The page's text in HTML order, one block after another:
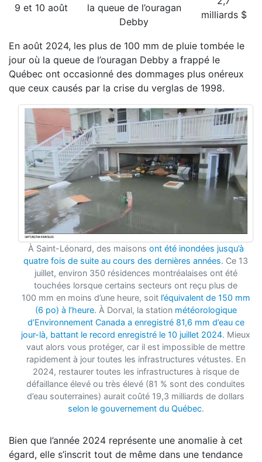
9 et 10 août
la queue de l’ouragan
Debby
milliards $
En août 2024, les plus de 100 mm de pluie tombée le
jour où la queue de l’ouragan Debby a frappé le
Québec ont occasionné des dommages plus onéreux
que ceux causés par la crise du verglas de 1998.
À Saint-Léonard, des maisons ont été inondées jusqu’à
quatre fois de suite au cours des dernières années. Ce 13
juillet, environ 350 résidences montréalaises ont été
touchées lorsque certains secteurs ont reçu plus de
100 mm en moins d’une heure, soit l’équivalent de 150 mm
(6 po) à l’heure. À Dorval, la station météorologique
d’Environnement Canada a enregistré 81,6 mm d’eau ce
jour-là, battant le record enregistré le 10 juillet 2024. Mieux
vaut alors vous protéger, car il est impossible de mettre
rapidement à jour toutes les infrastructures vétustes. En
2024, restaurer toutes les infrastructures à risque de
défaillance élevé ou très élevé (81 % sont des conduites
d’eau souterraines) aurait coûté 19,3 milliards de dollars
selon le gouvernement du Québec.
Bien que l’année 2024 représente une anomalie à cet
égard, elle s’inscrit tout de même dans une tendance